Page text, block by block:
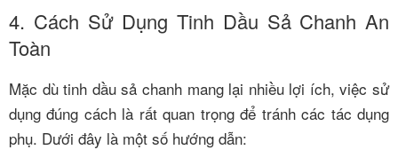
4. Cách Sử Dụng Tinh Dầu Sả Chanh An
Toàn
Mặc dù tinh dầu sả chanh mang lại nhiều lợi ích, việc sử
dụng đúng cách là rất quan trọng để tránh các tác dụng
phụ. Dưới đây là một số hướng dẫn: